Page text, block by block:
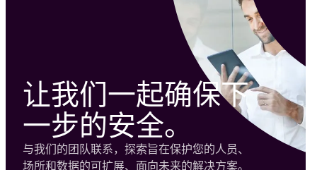
让我们一起确保下
一步的安全。
与我们的团队联系，探索旨在保护您的人员、
场所和数据的可扩展、面向未来的解决方案。